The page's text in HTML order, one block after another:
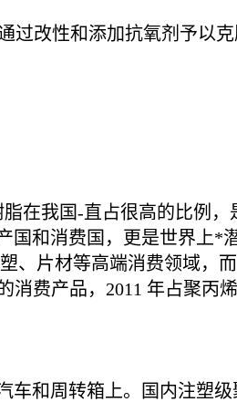
过改性和添加抗氧剂予以克
在我国-直占很高的比例
和消费国，更是世界上*
、片材等高端消费领域，
费产品，2011 年占聚丙烯
和周转箱上。国内注塑